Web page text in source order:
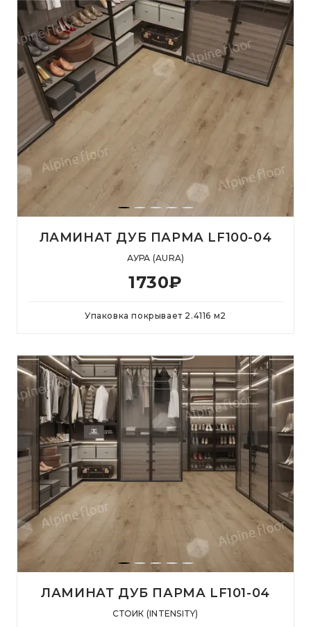
ЛАМИНАТ ДУБ ПАРМА LF100-04
АУРА (AURA)
1730₽
Упаковка покрывает 2.4116 м2
ЛАМИНАТ ДУБ ПАРМА LF101-04
СТОИК (INTENSITY)